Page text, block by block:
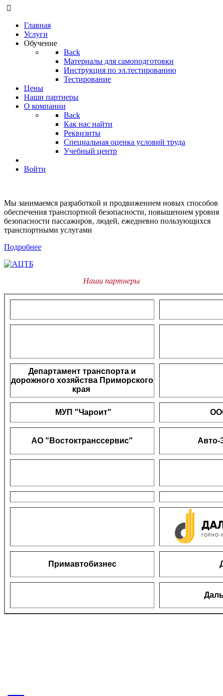
Главная
Услуги
Обучение
Back
Материалы для самоподготовки
Инструкция по эл.тестированию
Тестирование
Цены
Наши партнеры
О компании
Back
Как нас найти
Реквизиты
Специальная оценка условий труда
Учебный центр
Войти
Мы занимаемся разработкой и продвижением новых способов
обеспечения транспортной безопасности, повышением уровня
безопасности пассажиров, людей, ежедневно пользующихся
транспортными услугами
Подробнее
Наши партнеры
Департамент транспорта и
дорожного хозяйства Приморского
края
МУП "Чароит"
АО "Востоктранссервис" Авто-
Примавтобизнес